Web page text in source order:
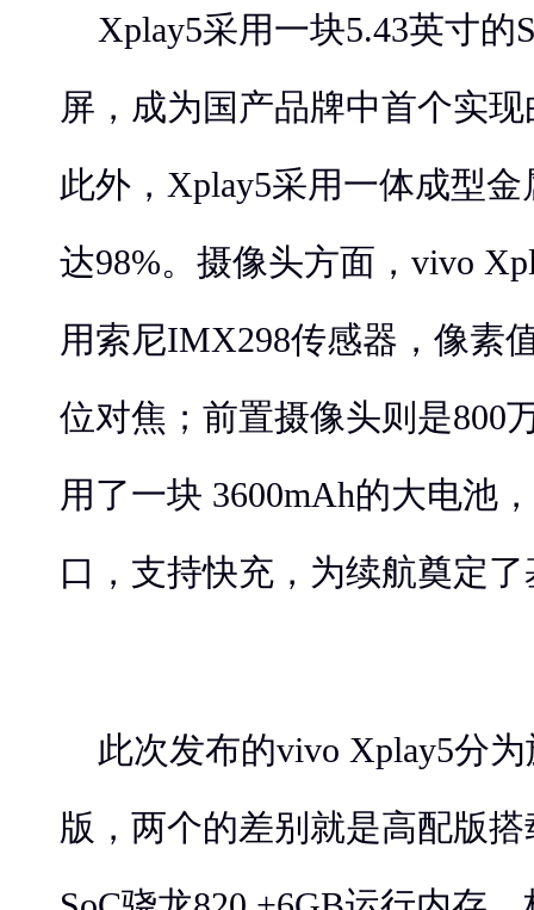
Xplay5采用一块5.43英寸的
屏，成为国产品牌中首个实
此外，Xplay5采用一体成型
达98%。摄像头方面，vivo
用索尼IMX298传感器，像素
位对焦；前置摄像头则是800
用了一块 3600mAh的大电池
口，支持快充，为续航奠定
此次发布的vivo Xplay5分
版，两个的差别就是高配版